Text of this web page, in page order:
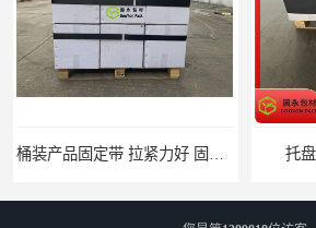
桶装产品固定带 拉紧力好 固永包材 托盘运输网兜 固永包材